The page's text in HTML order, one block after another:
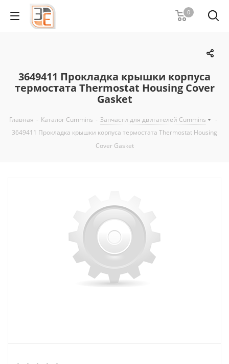
0
3649411 Прокладка крышки корпуса
термостата Thermostat Housing Cover
Gasket
Главная - Каталог Cummins - Запчасти для двигателей Cummins
-
3649411 Прокладка крышки корпуса термостата Thermostat Housing
Cover Gasket